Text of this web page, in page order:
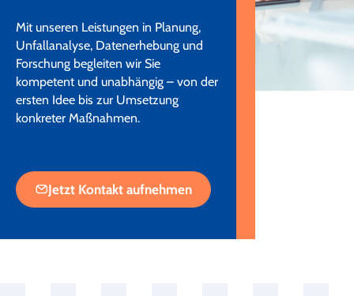
Mit unseren Leistungen in Planung,
Unfallanalyse, Datenerhebung und
Forschung begleiten wir Sie
kompetent und unabhängig – von der
ersten Idee bis zur Umsetzung
konkreter Maßnahmen.
Jetzt Kontakt aufnehmen